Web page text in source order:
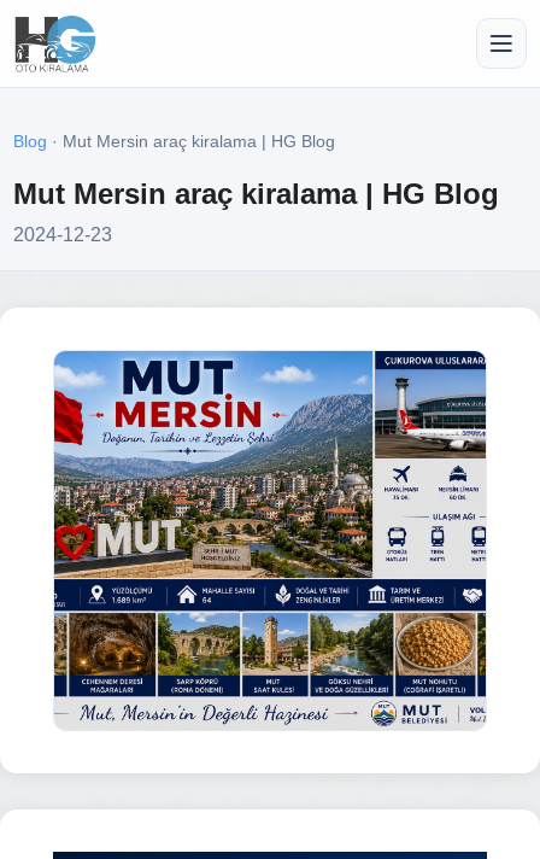
Blog · Mut Mersin araç kiralama | HG Blog
Mut Mersin araç kiralama | HG Blog
2024-12-23